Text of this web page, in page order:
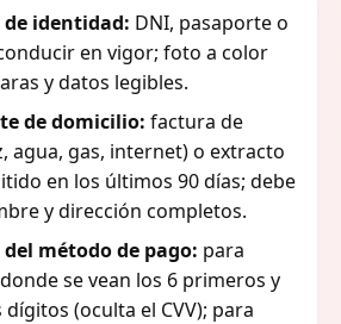
identidad: DNI, pasaporte o
en vigor; foto a color
y datos legibles.
de domicilio: factura de
agua, gas, internet) o extracto
en los últimos 90 días; debe
y dirección completos.
método de pago: para
se vean los 6 primeros y
(oculta el CVV); para